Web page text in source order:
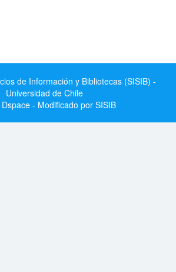
de Información y Bibliotecas (SISIB) -
Universidad de Chile
- Modificado por SISIB